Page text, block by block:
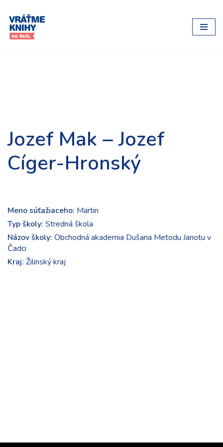
Preskočiť
na
Jozef Mak – Jozef
Cíger-Hronský
Meno súťažiaceho: Martin
Typ školy: Stredná škola
Názov školy: Obchodná akademia Dušana Metodu Janotu v
Čadci
Kraj: Žilinský kraj